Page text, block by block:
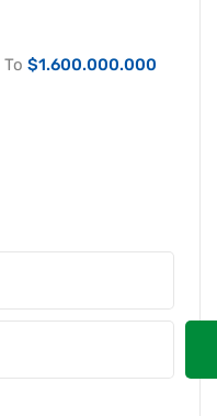
To $1.600.000.000